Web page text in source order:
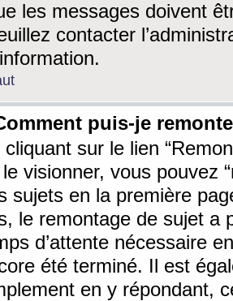
les messages doivent
contacter
puis-je
cliquant sur le lien
visionner, vous pouvez
sujets en la première
le remontage de sujet a
d’attente nécessaire
été terminé. Il est
en y répondant,